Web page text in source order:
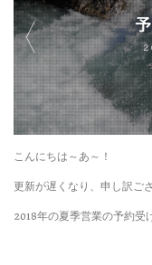
こんにちは～あ～！
更新が遅くなり、申し訳ご
2018年の夏季営業の予約受